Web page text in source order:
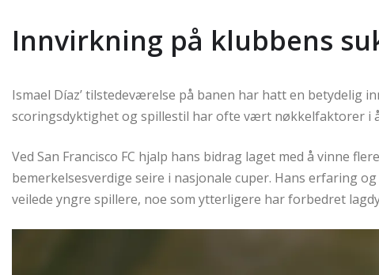
Innvirkning på klubbens
Ismael Díaz’ tilstedeværelse på banen har hatt en betydelig
scoringsdyktighet og spillestil har ofte vært nøkkelfaktorer i
Ved San Francisco FC hjalp hans bidrag laget med å vinne
bemerkelsesverdige seire i nasjonale cuper. Hans erfaring
veilede yngre spillere, noe som ytterligere har forbedret